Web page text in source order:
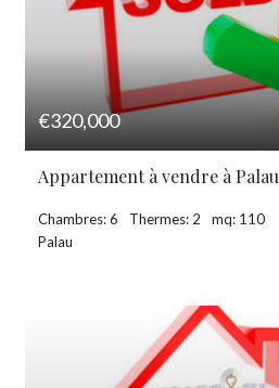
€320,000
Appartement à vendre à Palau
Chambres: 6 Thermes: 2
mq: 110
Palau